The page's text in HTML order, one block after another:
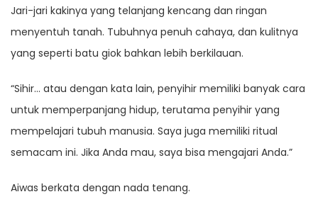
Jari-jari kakinya yang telanjang kencang dan ringan
menyentuh tanah. Tubuhnya penuh cahaya, dan kulitnya
yang seperti batu giok bahkan lebih berkilauan.
“Sihir… atau dengan kata lain, penyihir memiliki banyak cara
untuk memperpanjang hidup, terutama penyihir yang
mempelajari tubuh manusia. Saya juga memiliki ritual
semacam ini. Jika Anda mau, saya bisa mengajari Anda.”
Aiwas berkata dengan nada tenang.